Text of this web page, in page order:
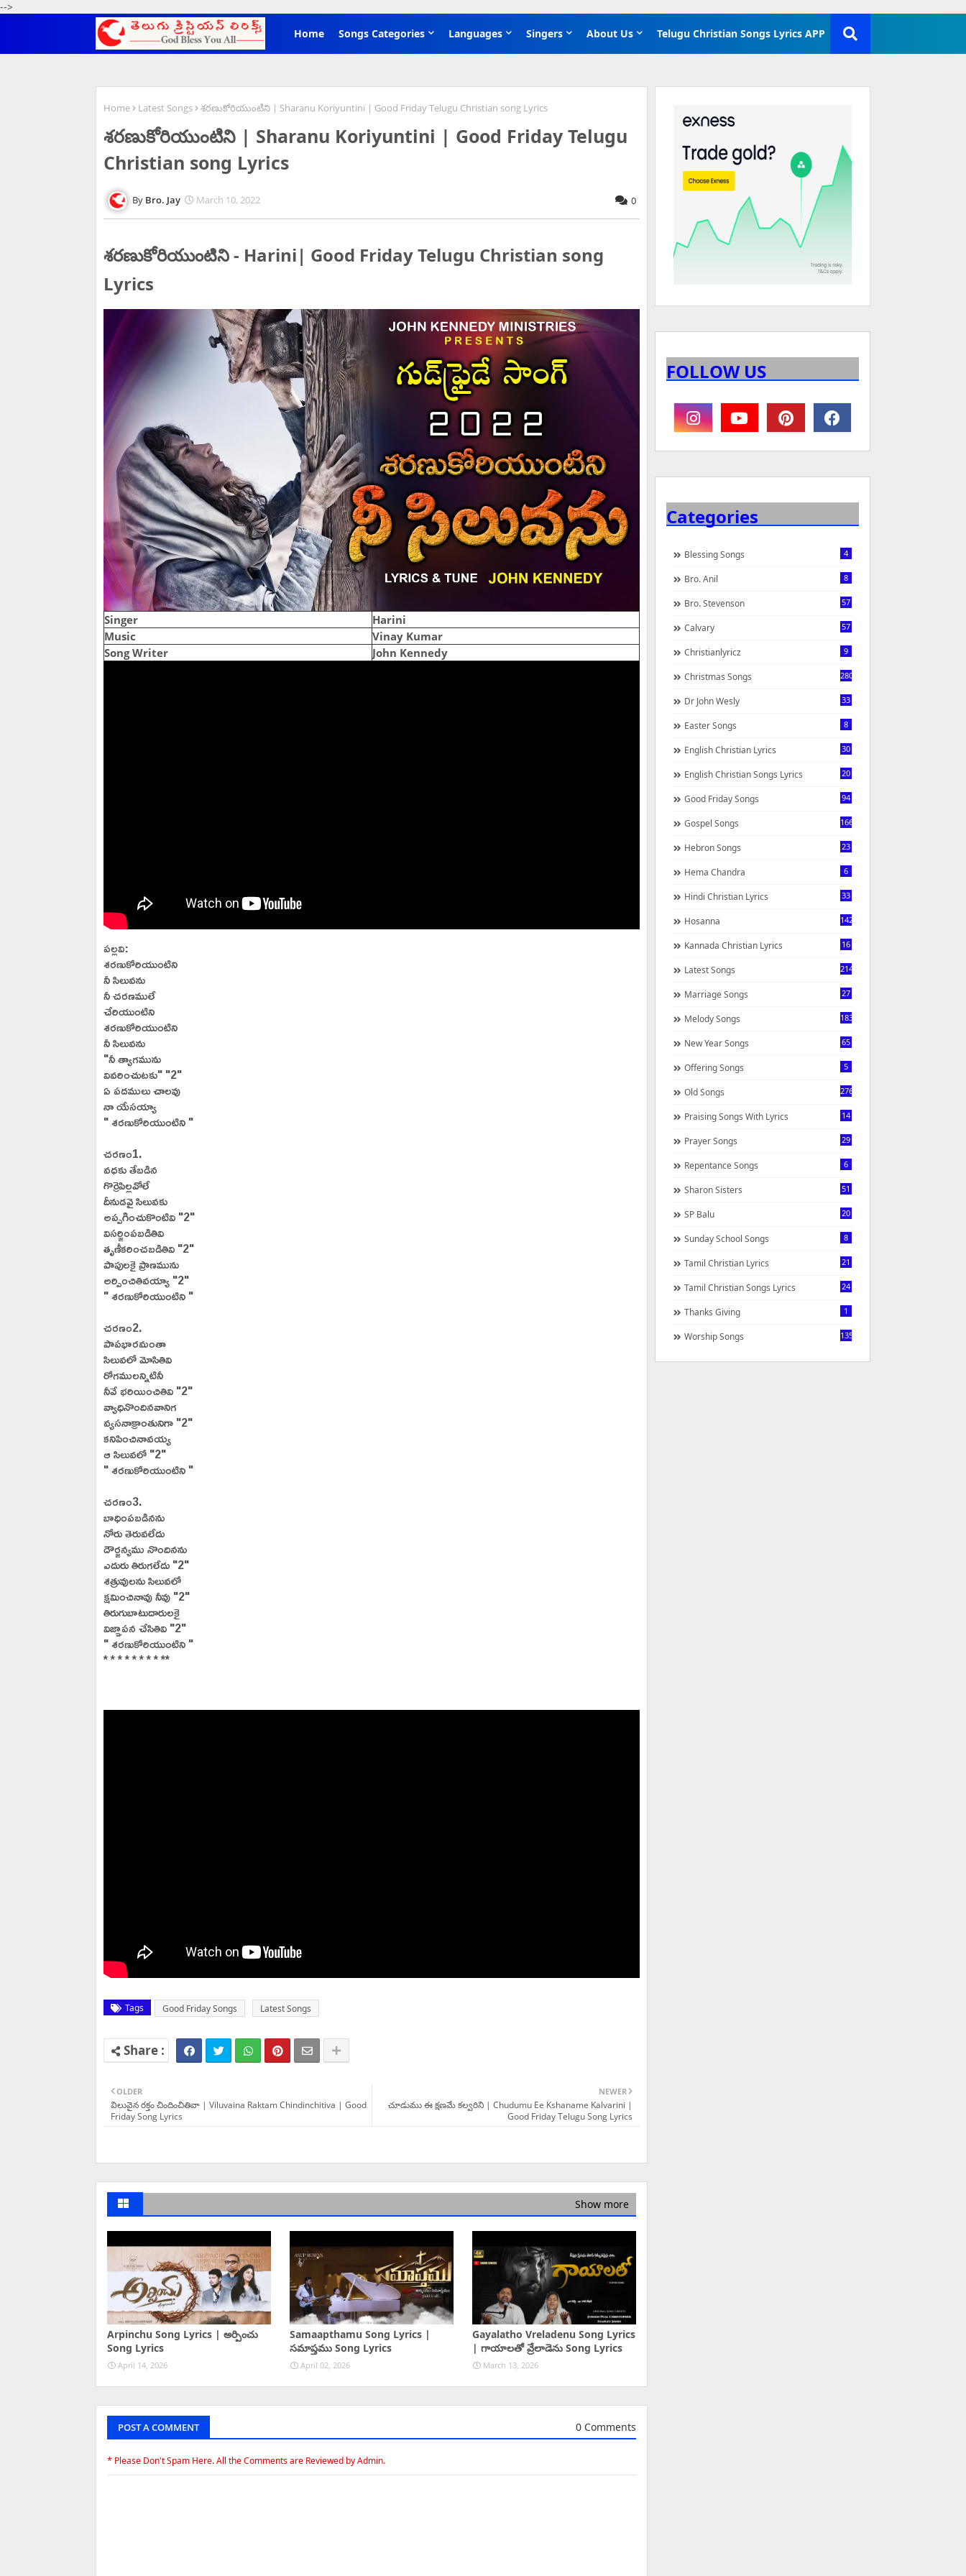
-->
Home
Songs Categories Languages Singers About Us Telugu Christian Songs Lyrics APP
Home Latest Songs శరణుకోరియుంటిని | Sharanu Koriyuntini | Good Friday Telugu Christian song Lyrics
శరణుకోరియుంటిని | Sharanu Koriyuntini | Good Friday Telugu
Christian song Lyrics
Bro. Jay March 10, 2022 0
శరణుకోరియుంటిని - Harini| Good Friday Telugu Christian song
Lyrics
Singer
Harini
Music
Vinay Kumar
Song Writer
John Kennedy
పల్లవి:
శరణుకోరియుంటిని
నీ సిలువను
నీ చరణములే
చేరియుంటిని
శరణుకోరియుంటిని
నీ సిలువను
"నీ త్యాగమును
వివరించుటకు" "2"
ఏ పదములు చాలవు
నా యేసయ్యా
" శరణుకోరియుంటిని "
చరణం1.
వధకు తేబడిన
గొర్రెపిల్లవోలే
దీనుడవై సిలువకు
అప్పగించుకొంటివి "2"
విసర్జింపబడితివి
తృణీకరించబడితివి "2"
పాపులకై ప్రాణమును
అర్పించితివయ్యా "2"
" శరణుకోరియుంటిని "
చరణం2.
పాపభారమంతా
సిలువలో మోసితివి
రోగములన్నిటినీ
నీవే భరియించితివి "2"
వ్యాధినొందినవానిగ
వ్యసనాక్రాంతునిగా "2"
కనిపించినావయ్య
ఆ సిలువలో "2"
" శరణుకోరియుంటిని "
చరణం3.
బాధింపబడినను
నోరు తెరువలేదు
దౌర్జన్యము నొందినను
ఎదురు తిరుగలేదు "2"
శత్రువులను సిలువలో
క్షమించినావు నీవు "2"
తిరుగుబాటుదారులకై
విజ్ఞాపన చేసితివి "2"
" శరణుకోరియుంటిని "
* * * * * * * * **
Tags Good Friday Songs Latest Songs
NEWER
చూడుము ఈ క్షణమే కల్వరిని | Chudumu Ee Kshaname Kalvarini |
Good Friday Telugu Song Lyrics
OLDER
విలువైన రక్తం చిందించితివా | Viluvaina Raktam Chindinchitiva | Good
Friday Song Lyrics
Show more
Arpinchu Song Lyrics | అర్పించు
Song Lyrics
April 14, 2026
Samaapthamu Song Lyrics |
సమాప్తము Song Lyrics
April 02, 2026
Gayalatho Vreladenu Song Lyrics
| గాయాలతో వ్రేలాడెను Song Lyrics
March 13, 2026
POST A COMMENT 0 Comments
* Please Don't Spam Here. All the Comments are Reviewed by Admin.
FOLLOW US
Categories
Blessing Songs 4
Bro. Anil 8
Bro. Stevenson 57
Calvary 57
Christianlyricz 9
Christmas Songs 280
Dr John Wesly 33
Easter Songs 8
English Christian Lyrics 30
English Christian Songs Lyrics 20
Good Friday Songs 94
Gospel Songs 166
Hebron Songs 23
Hema Chandra 6
Hindi Christian Lyrics 33
Hosanna 142
Kannada Christian Lyrics 16
Latest Songs 214
Marriage Songs 27
Melody Songs 183
New Year Songs 65
Offering Songs 5
Old Songs 276
Praising Songs With Lyrics 14
Prayer Songs 29
Repentance Songs 6
Sharon Sisters 51
SP Balu 20
Sunday School Songs 8
Tamil Christian Lyrics 21
Tamil Christian Songs Lyrics 24
Thanks Giving 1
Worship Songs 1350